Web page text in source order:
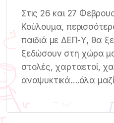
Στις 26 και 27
Κούλουμα,
παιδιά με ΔΕΠ-Υ, θα
ξεδώσουν στη χώρα
στολές, χαρταετοί,
αναψυκτικά….όλα